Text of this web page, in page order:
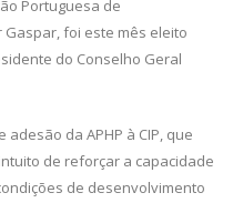
Portuguesa de
Gaspar, foi este mês eleito
do Conselho Geral
da APHP à CIP, que
de reforçar a capacidade
de desenvolvimento